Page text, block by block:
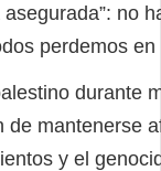
no
perdemos en
durante
de mantenerse
y el